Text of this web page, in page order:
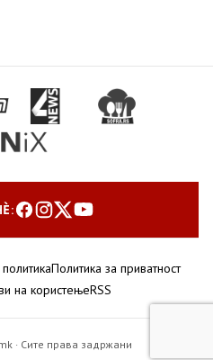
Политика за приватност
на користењеRSS
· Сите права задржани